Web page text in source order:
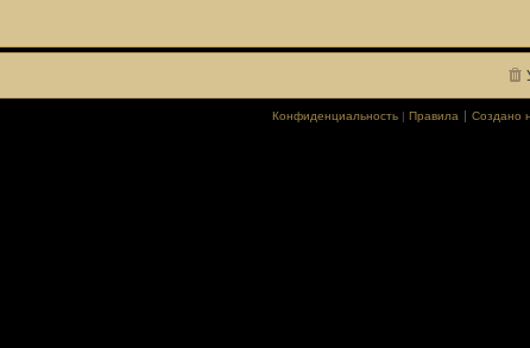
Создано
Конфиденциальность | Правила